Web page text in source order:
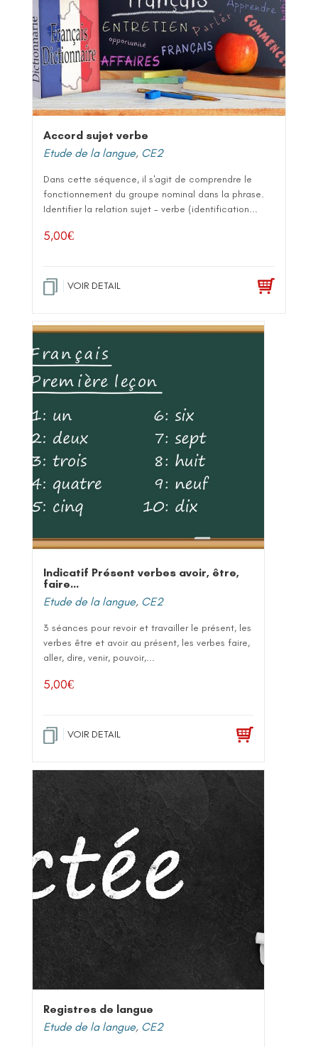
Accord sujet verbe
Etude de la langue, CE2
Dans cette séquence, il s'agit de comprendre le
fonctionnement du groupe nominal dans la phrase.
Identifier la relation sujet - verbe (identification...
5,00€
VOIR DETAIL
Indicatif Présent verbes avoir, être,
faire…
Etude de la langue, CE2
3 séances pour revoir et travailler le présent, les
verbes être et avoir au présent, les verbes faire,
aller, dire, venir, pouvoir,...
5,00€
VOIR DETAIL
Registres de langue
Etude de la langue, CE2